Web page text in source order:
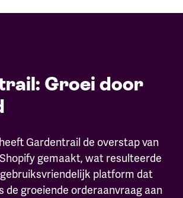
Groei door
Gardentrail de overstap van
gemaakt, wat resulteerde
platform dat
de groeiende orderaanvraag aan